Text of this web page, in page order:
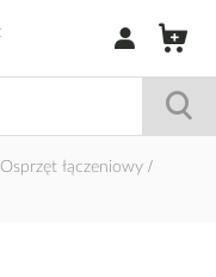
Zaloguj się /
Osprzęt łączeniowy